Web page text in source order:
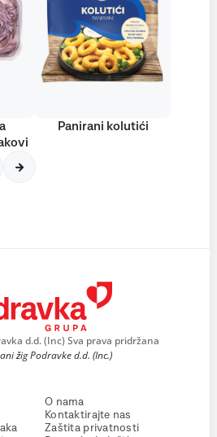
Panirani kolutići
d.d. (Inc) Sva prava pridržana
žig Podravke d.d. (Inc.)
O nama
Kontaktirajte nas
Zaštita privatnosti